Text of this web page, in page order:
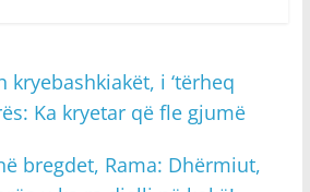
kryebashkiakët, i ‘tërheq
Ka kryetar që fle gjumë
bregdet, Rama: Dhërmiut,